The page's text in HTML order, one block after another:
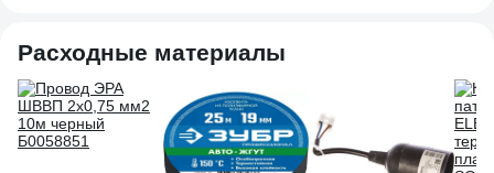
Расходные материалы